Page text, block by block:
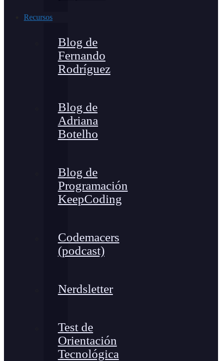
Recursos
Blog de
Fernando
Rodríguez
Blog de
Adriana
Botelho
Blog de
Programación
KeepCoding
Codemacers
(podcast)
Nerdsletter
Test de
Orientación
Tecnológica